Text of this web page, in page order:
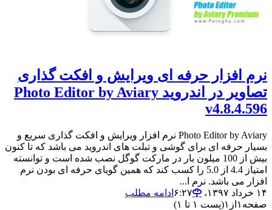
نرم افزار حرفه ای ویرایش و افکت گذاری
تصاویر در اندروید Photo Editor by Aviary
v4.8.4.596
Photo Editor by Aviary نرم افزار ویرایش و افکت گذاری سریع و
بسیار حرفه ای برای گوشی و تبلت های اندروید می باشد که تا کنون
بیش از 100 میلون بار در مارکت گوگل نصب شده است و توانسته
امتیاز 4.4 از 5.0 را کسب کند که همین گویای حرفه ای بودن نرم
افزار می باشد. نرم ا...
۱۴ خرداد ۱۳۹۷،‏ ۶:۲۷
ادامه مطلب
صفحه ۱ از ۱(پست ۱ تا ۱)